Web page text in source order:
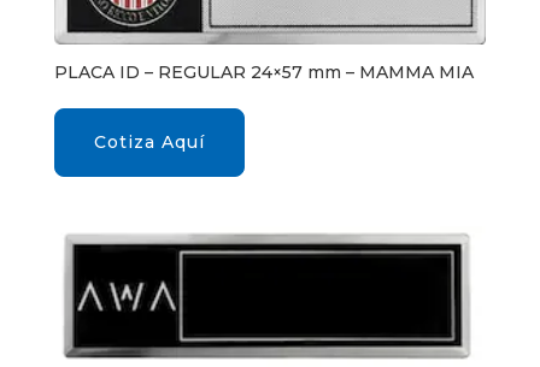
PLACA ID – REGULAR 24×57 mm – MAMMA MIA
Cotiza Aquí